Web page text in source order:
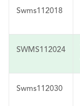
Swms112018
SWMS112024
Swms112030